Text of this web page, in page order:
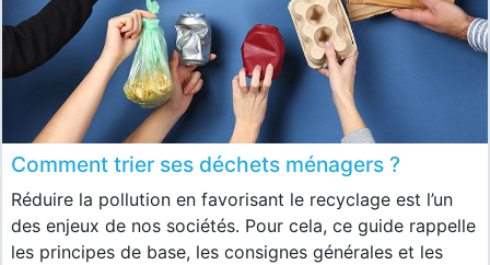
Comment trier ses déchets ménagers ?
Réduire la pollution en favorisant le recyclage est l’un
des enjeux de nos sociétés. Pour cela, ce guide rappelle
les principes de base, les consignes générales et les